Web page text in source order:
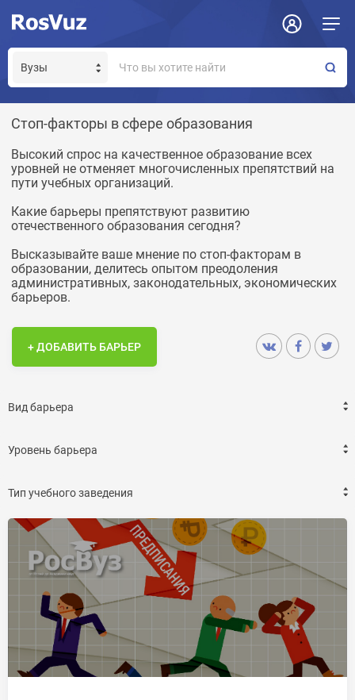
Стоп-факторы в сфере образования
Высокий спрос на качественное образование всех
уровней не отменяет многочисленных препятствий на
пути учебных организаций.
Какие барьеры препятствуют развитию
отечественного образования сегодня?
Высказывайте ваше мнение по стоп-факторам в
образовании, делитесь опытом преодоления
административных, законодательных, экономических
барьеров.
+ ДОБАВИТЬ БАРЬЕР